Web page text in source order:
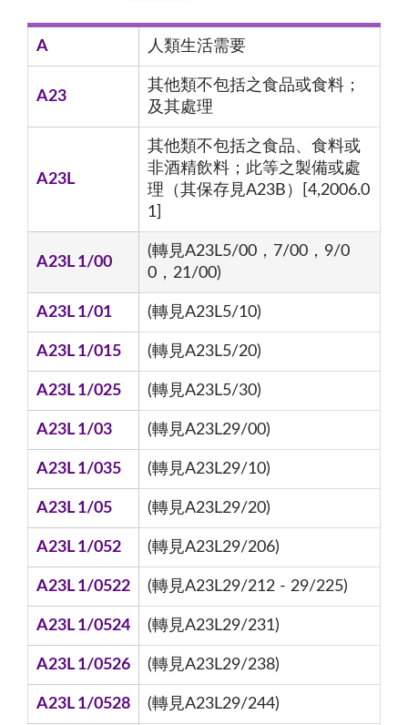
A 人類生活需要
A23
其他類不包括之食品或食料；
及其處理
A23L
其他類不包括之食品、食料或
非酒精飲料；此等之製備或處
理（其保存見A23B）[4,2006.0
1]
A23L 1/00
(轉見A23L5/00，7/00，9/0
0，21/00)
A23L 1/01 (轉見A23L5/10)
A23L 1/015 (轉見A23L5/20)
A23L 1/025 (轉見A23L5/30)
A23L 1/03 (轉見A23L29/00)
A23L 1/035 (轉見A23L29/10)
A23L 1/05 (轉見A23L29/20)
A23L 1/052 (轉見A23L29/206)
A23L 1/0522 (轉見A23L29/212 - 29/225)
A23L 1/0524 (轉見A23L29/231)
A23L 1/0526 (轉見A23L29/238)
A23L 1/0528 (轉見A23L29/244)